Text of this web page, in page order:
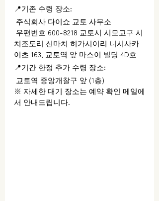
📍기존 수령 장소:
주식회사 다이쇼 교토 사무소
치조도리 신마치 히가시이리 니시사카
이초 163, 교토역 앞 마스이 빌딩 4D호
📍기간 한정 추가 수령 장소:
교토역 중앙개찰구 앞 (1층)
※ 자세한 대기 장소는 예약 확인 메일에
서 안내드립니다.